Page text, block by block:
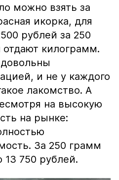
можно взять за
икорка, для
рублей за 250
отдают килограмм.
и не у каждого
лакомство. А
на высокую
на рынке:
За 250 грамм
13 750 рублей.